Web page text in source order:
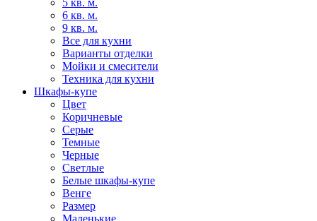
5 кв. м.
6 кв. м.
9 кв. м.
Все для кухни
Варианты отделки
Мойки и смесители
Техника для кухни
Шкафы-купе
Цвет
Коричневые
Серые
Темные
Черные
Светлые
Белые шкафы-купе
Венге
Размер
Маленькие